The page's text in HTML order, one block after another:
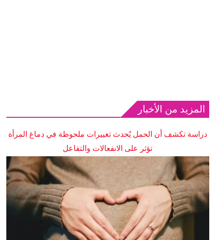
المزيد من الأخبار
دراسة تكشف أن الحمل يُحدث تغييرات ملحوظة في دماغ المرأة
تؤثر على الانفعالات والتفاعل